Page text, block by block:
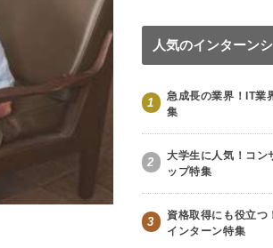
人気のインターン
1
急成長の業界！IT業
集
2
大学生に人気！コン
ップ特集
3
資格取得にも役立つ
インターン特集